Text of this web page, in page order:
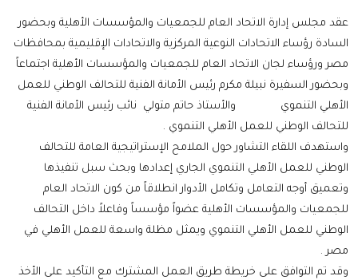
عقد مجلس إدارة الاتحاد العام للجمعيات والمؤسسات الأهلية وبحضور
السادة رؤساء الاتحادات النوعية المركزية والاتحادات الإقليمية بمحافظات
مصر ورؤساء لجان الاتحاد العام للجمعيات والمؤسسات الأهلية اجتماعاً
وبحضور السفيرة نبيلة مكرم رئيس الأمانة الفنية للتحالف الوطني للعمل
الأهلي التنموي والأستاذ حاتم متولي نائب رئيس الأمانة الفنية
للتحالف الوطني للعمل الأهلي التنموي .
واستهدف اللقاء التشاور حول الملامح الإستراتيجية العامة للتحالف
الوطني للعمل الأهلي التنموي الجاري إعدادها وبحث سبل تنفيذها
وتعميق أوجه التعامل وتكامل الأدوار انطلاقاً من كون الاتحاد العام
للجمعيات والمؤسسات الأهلية عضواً مؤسساً وفاعلاً داخل التحالف
الوطني للعمل الأهلي التنموي ويمثل مظلة واسعة للعمل الأهلي في
مصر .
وقد تم التوافق على خريطة طريق العمل المشترك مع التأكيد على الأخذ